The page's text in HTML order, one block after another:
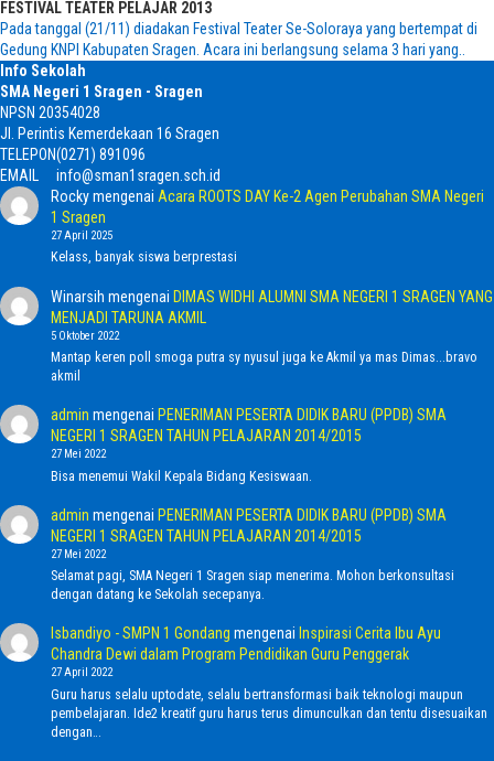
FESTIVAL TEATER PELAJAR 2013
Pada tanggal (21/11) diadakan Festival Teater Se-Soloraya yang bertempat di
Gedung KNPI Kabupaten Sragen. Acara ini berlangsung selama 3 hari yang..
Info Sekolah
SMA Negeri 1 Sragen - Sragen
NPSN 20354028
Jl. Perintis Kemerdekaan 16 Sragen
TELEPON(0271) 891096
EMAIL
info@sman1sragen.sch.id
Rockymengenai Acara ROOTS DAY Ke-2 Agen Perubahan SMA Negeri
1 Sragen
27 April 2025
Kelass, banyak siswa berprestasi
Winarsih mengenai DIMAS WIDHI ALUMNI SMA NEGERI 1 SRAGEN YANG
MENJADI TARUNA AKMIL
5 Oktober 2022
Mantap keren poll smoga putra sy nyusul juga ke Akmil ya mas Dimas...bravo
akmil
admin mengenai PENERIMAN PESERTA DIDIK BARU (PPDB) SMA
NEGERI 1 SRAGEN TAHUN PELAJARAN 2014/2015
27 Mei 2022
Bisa menemui Wakil Kepala Bidang Kesiswaan.
admin mengenai PENERIMAN PESERTA DIDIK BARU (PPDB) SMA
NEGERI 1 SRAGEN TAHUN PELAJARAN 2014/2015
27 Mei 2022
Selamat pagi, SMA Negeri 1 Sragen siap menerima. Mohon berkonsultasi
dengan datang ke Sekolah secepanya.
Isbandiyo - SMPN 1 Gondang mengenai Inspirasi Cerita Ibu Ayu
Chandra Dewi dalam Program Pendidikan Guru Penggerak
27 April 2022
Guru harus selalu uptodate, selalu bertransformasi baik teknologi maupun
pembelajaran. Ide2 kreatif guru harus terus dimunculkan dan tentu disesuaikan
dengan…